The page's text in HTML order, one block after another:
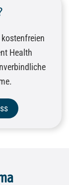
Health